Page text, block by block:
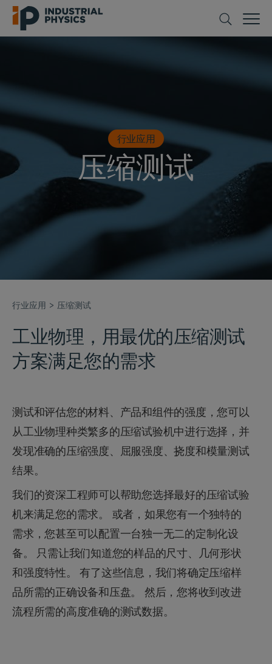
行业应用
压缩测试
行业应用 压缩测试
工业物理，用最优的压缩测试
方案满足您的需求
测试和评估您的材料、产品和组件的强度，您可以
从工业物理种类繁多的压缩试验机中进行选择，并
发现准确的压缩强度、屈服强度、挠度和模量测试
结果。
我们的资深工程师可以帮助您选择最好的压缩试验
机来满足您的需求。 或者，如果您有一个独特的
需求，您甚至可以配置一台独一无二的定制化设
备。 只需让我们知道您的样品的尺寸、几何形状
和强度特性。 有了这些信息，我们将确定压缩样
品所需的正确设备和压盘。 然后，您将收到改进
流程所需的高度准确的测试数据。